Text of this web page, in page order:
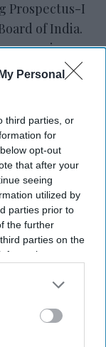
Personal
third parties, or
for
opt-out
that after your
seeing
utilized by
parties prior to
the further
parties on the
may
it to other
Prospectus-I
of India.
comprises a
$701
SVF India
RA
Khazanah,
Global Ivy
and
offering,
confidentially
in